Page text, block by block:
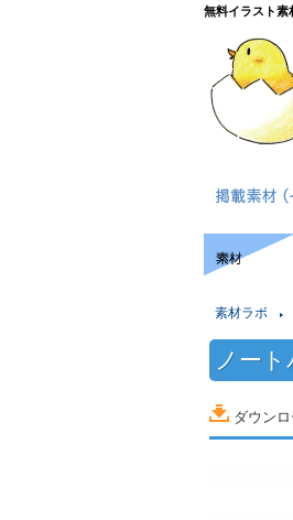
無料イラスト素
素材ラボ
ノー
ダウン